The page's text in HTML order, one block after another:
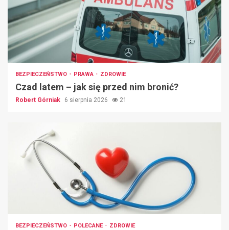
BEZPIECZEŃSTWO PRAWA ZDROWIE
Czad latem – jak się przed nim bronić?
Robert Górniak 6 sierpnia 2026 21
BEZPIECZEŃSTWO POLECANE ZDROWIE